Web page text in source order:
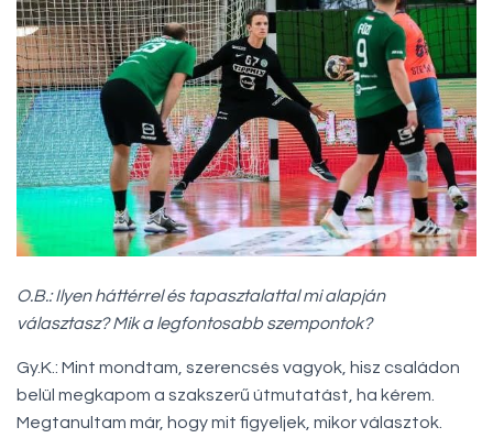
O.B.: Ilyen háttérrel és tapasztalattal mi alapján
választasz? Mik a legfontosabb szempontok?
Gy.K.: Mint mondtam, szerencsés vagyok, hisz családon
belül megkapom a szakszerű útmutatást, ha kérem.
Megtanultam már, hogy mit figyeljek, mikor választok.